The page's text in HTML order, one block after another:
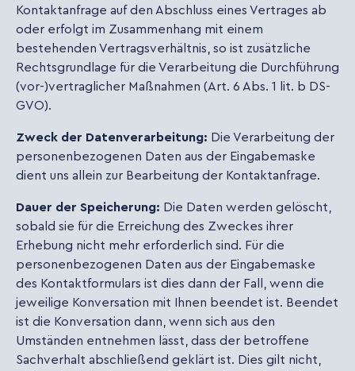
Kontaktanfrage auf den Abschluss eines Vertrages ab
oder erfolgt im Zusammenhang mit einem
bestehenden Vertragsverhältnis, so ist zusätzliche
Rechtsgrundlage für die Verarbeitung die Durchführung
(vor-)vertraglicher Maßnahmen (Art. 6 Abs. 1 lit. b DS-
GVO).
Zweck der Datenverarbeitung: Die Verarbeitung der
personenbezogenen Daten aus der Eingabemaske
dient uns allein zur Bearbeitung der Kontaktanfrage.
Dauer der Speicherung: Die Daten werden gelöscht,
sobald sie für die Erreichung des Zweckes ihrer
Erhebung nicht mehr erforderlich sind. Für die
personenbezogenen Daten aus der Eingabemaske
des Kontaktformulars ist dies dann der Fall, wenn die
jeweilige Konversation mit Ihnen beendet ist. Beendet
ist die Konversation dann, wenn sich aus den
Umständen entnehmen lässt, dass der betroffene
Sachverhalt abschließend geklärt ist. Dies gilt nicht,